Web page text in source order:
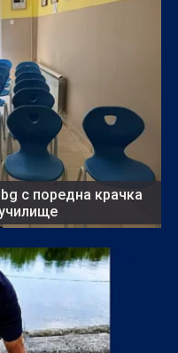
с поредна крачка